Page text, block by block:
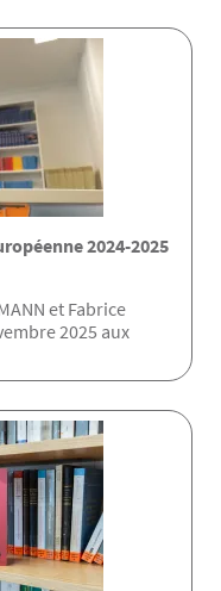
2024-2025
et Fabrice
2025 aux